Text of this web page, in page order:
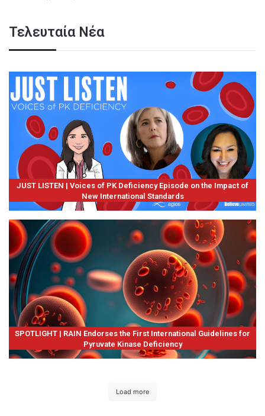
Τελευταία Νέα
JUST LISTEN | Voices of PK Deficiency Episode on the Impact of
New International Standards
SPOTLIGHT | RAIN Endorses the First International Guidelines for
Pyruvate Kinase Deficiency
Load more